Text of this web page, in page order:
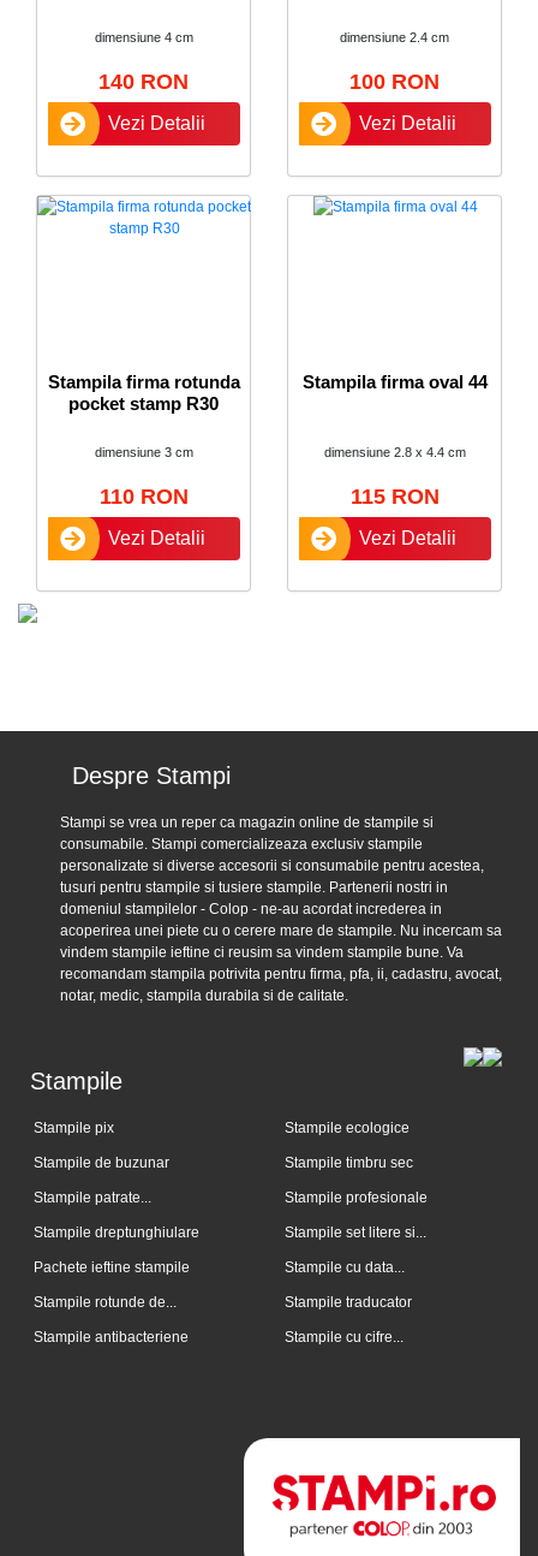
dimensiune 4 cm
140 RON
Vezi Detalii
dimensiune 2.4 cm
100 RON
Vezi Detalii
Stampila firma rotunda
pocket stamp R30
dimensiune 3 cm
110 RON
Vezi Detalii
Stampila firma oval 44
dimensiune 2.8 x 4.4 cm
115 RON
Vezi Detalii
Despre Stampi
Stampi se vrea un reper ca magazin online de stampile si
consumabile. Stampi comercializeaza exclusiv stampile
personalizate si diverse accesorii si consumabile pentru acestea,
tusuri pentru stampile si tusiere stampile. Partenerii nostri in
domeniul stampilelor - Colop - ne-au acordat increderea in
acoperirea unei piete cu o cerere mare de stampile. Nu incercam sa
vindem stampile ieftine ci reusim sa vindem stampile bune. Va
recomandam stampila potrivita pentru firma, pfa, ii, cadastru, avocat,
notar, medic, stampila durabila si de calitate.
Stampile
Stampile pix
Stampile de buzunar
Stampile patrate...
Stampile dreptunghiulare
Pachete ieftine stampile
Stampile rotunde de...
Stampile antibacteriene
Stampile ecologice
Stampile timbru sec
Stampile profesionale
Stampile set litere si...
Stampile cu data...
Stampile traducator
Stampile cu cifre...